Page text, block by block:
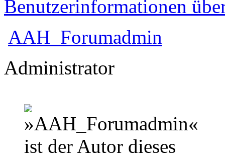
Benutzerinformationen
AAH_Forumadmin
Administrator